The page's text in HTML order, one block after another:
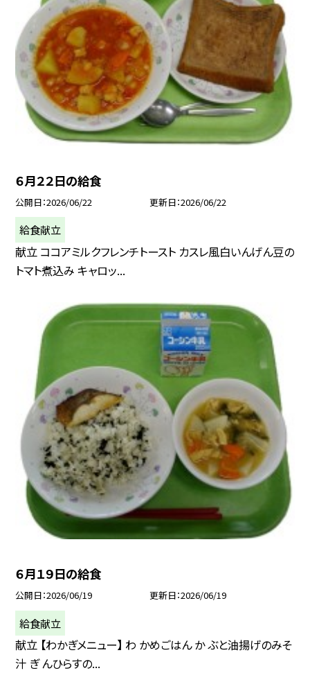
６月２２日の給食
公開日 2026/06/22 更新日 2026/06/22
給食献立
献立 ココアミルクフレンチトースト カスレ風白いんげん豆の
トマト煮込み キャロッ...
６月１９日の給食
公開日 2026/06/19 更新日 2026/06/19
給食献立
献立 【わかぎメニュー】 わ かめごはん か ぶと油揚げのみそ
汁 ぎ んひらすの...